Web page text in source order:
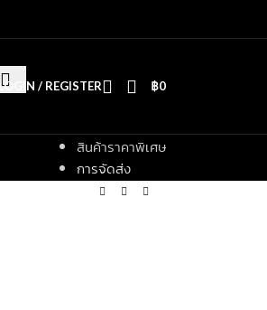
LOGIN / REGISTER ฿0
สินค้าราคาพิเศษ
การจัดส่ง